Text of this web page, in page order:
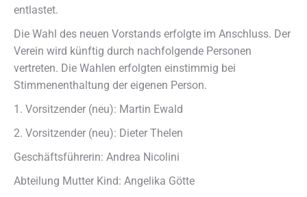
entlastet.
Die Wahl des neuen Vorstands erfolgte im Anschluss. Der
Verein wird künftig durch nachfolgende Personen
vertreten. Die Wahlen erfolgten einstimmig bei
Stimmenenthaltung der eigenen Person.
1. Vorsitzender (neu): Martin Ewald
2. Vorsitzender (neu): Dieter Thelen
Geschäftsführerin: Andrea Nicolini
Abteilung Mutter Kind: Angelika Götte